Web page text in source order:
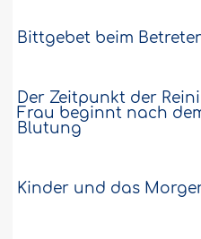
Bittgebet beim
Der Zeitpunkt der
Frau beginnt nach
Blutung
Kinder und das